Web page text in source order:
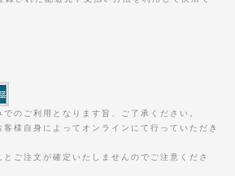
のご利用となります旨、ご了承ください。
様自身によってオンラインにて行っていただき
ご注文が確定いたしませんのでご注意くださ